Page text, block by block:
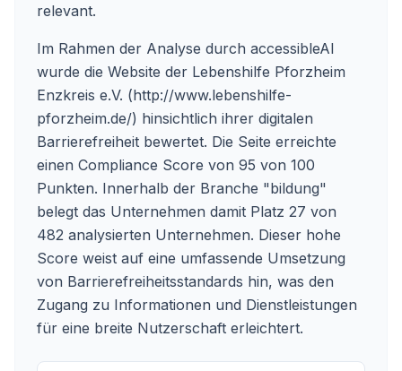
relevant.
Im Rahmen der Analyse durch accessibleAI
wurde die Website der Lebenshilfe Pforzheim
Enzkreis e.V. (http://www.lebenshilfe-
pforzheim.de/) hinsichtlich ihrer digitalen
Barrierefreiheit bewertet. Die Seite erreichte
einen Compliance Score von 95 von 100
Punkten. Innerhalb der Branche "bildung"
belegt das Unternehmen damit Platz 27 von
482 analysierten Unternehmen. Dieser hohe
Score weist auf eine umfassende Umsetzung
von Barrierefreiheitsstandards hin, was den
Zugang zu Informationen und Dienstleistungen
für eine breite Nutzerschaft erleichtert.